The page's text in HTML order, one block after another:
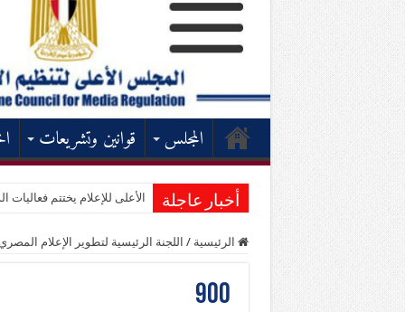
المجلس قوانين وتشريعات
أخبار عاجلة الأعلى للإعلام يختتم فعاليات
الرئيسية / اللجنة الرئيسية لتطوير الإعلام
900